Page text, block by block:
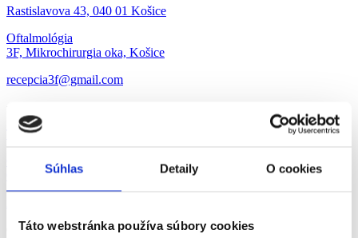
Súhlas Detaily O cookies
Táto webstránka používa súbory cookies
Rastislavova 43, 040 01 Košice
Oftalmológia
3F, Mikrochirurgia oka, Košice
recepcia3f@gmail.com
Toryská 1, 040 11 Košice
Oftalmológia
Očné oddelenie Nemocnice s poliklinikou Trebišov a.s.
056/6660522